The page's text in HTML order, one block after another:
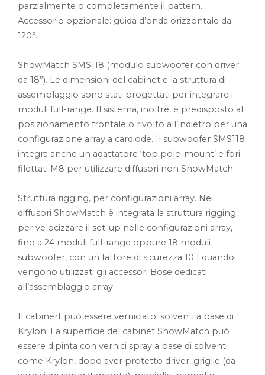
parzialmente o completamente il pattern.
Accessorio opzionale: guida d’onda orizzontale da
120°.
ShowMatch SMS118 (modulo subwoofer con driver
da 18”). Le dimensioni del cabinet e la struttura di
assemblaggio sono stati progettati per integrare i
moduli full-range. Il sistema, inoltre, è predisposto al
posizionamento frontale o rivolto all’indietro per una
configurazione array a cardiode. Il subwoofer SMS118
integra anche un adattatore ‘top pole-mount’ e fori
filettati M8 per utilizzare diffusori non ShowMatch.
Struttura rigging, per configurazioni array. Nei
diffusori ShowMatch è integrata la struttura rigging
per velocizzare il set-up nelle configurazioni array,
fino a 24 moduli full-range oppure 18 moduli
subwoofer, con un fattore di sicurezza 10:1 quando
vengono utilizzati gli accessori Bose dedicati
all’assemblaggio array.
Il cabinert può essere verniciato: solventi a base di
Krylon. La superficie del cabinet ShowMatch può
essere dipinta con vernici spray a base di solventi
come Krylon, dopo aver protetto driver, griglie (da